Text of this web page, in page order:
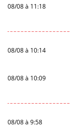
08/08 à 11:18
08/08 à 10:14
08/08 à 10:09
08/08 à 9:58